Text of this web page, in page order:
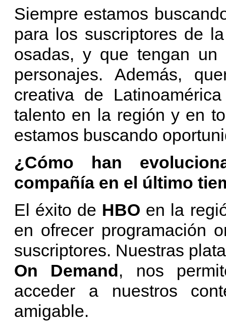
Siempre estamos
para los suscriptores de
osadas, y que tengan
personajes. Además,
creativa de
talento en la región y en
estamos buscando
¿Cómo han
compañía en el último
El éxito de HBO en la
en ofrecer programación
suscriptores. Nuestras
On Demand, nos
acceder a nuestros
amigable.